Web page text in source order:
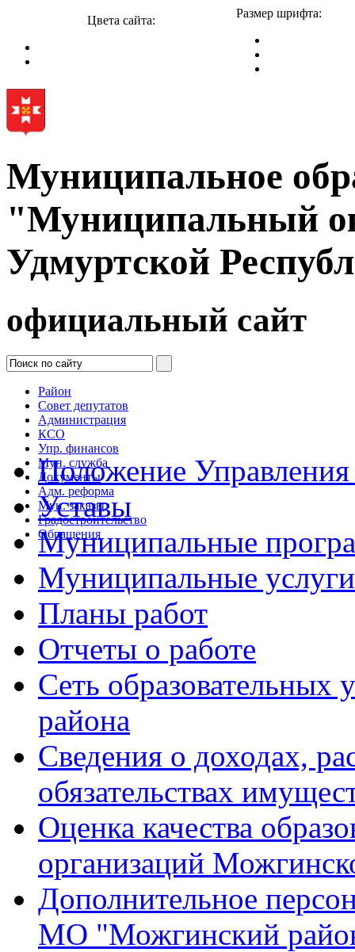
Цвета сайта:
Размер шрифта:
Муниципальное
"Муниципальный
Удмуртской
официальный сайт
Район
Совет депутатов
Администрация
КСО
Упр. финансов
Мун. служба
Документы
Адм. реформа
Мун. заказы
Градостроительство
Обращения
Положение Управления
Уставы
Муниципальные
Муниципальные услуги
Планы работ
Отчеты о работе
Сеть
района
Сведения о доходах,
обязательствах
Оценка качества
организаций
Дополнительное
МО "Можгинский